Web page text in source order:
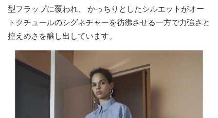
型フラップに覆われ、 かっちりとしたシルエットがオー
トクチュールのシグネチャーを彷彿させる一方で力強さと
控えめさを醸し出しています。